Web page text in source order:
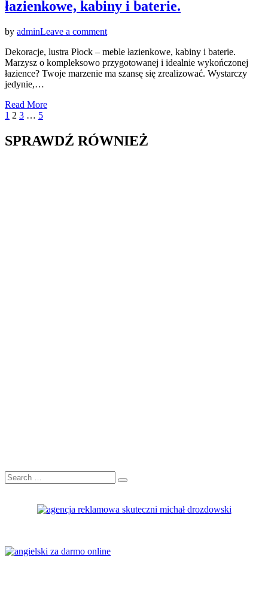
łazienkowe, kabiny i baterie.
by adminLeave a commenton
lustra
Płock
–
Dekoracje, lustra Płock – meble łazienkowe, kabiny i baterie.
Marzysz o kompleksowo przygotowanej i idealnie wykończonej
łazience? Twoje marzenie ma szansę się zrealizować. Wystarczy
jedynie,…
Read More
Stronicowanie
wpisów
Previous
Page
1 Page
2 Page
3 … Page
5Next
SPRAWDŹ RÓWNIEŻ
Search
for:
Search